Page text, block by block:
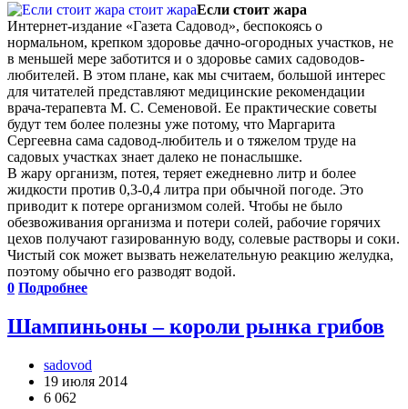
Если стоит жара
Интернет-издание «Газета Садовод», беспокоясь о
нормальном, крепком здоровье дачно-огородных участков, не
в меньшей мере заботится и о здоровье самих садоводов-
любителей. В этом плане, как мы считаем, большой интерес
для читателей представляют медицинские рекомендации
врача-терапевта М. С. Семеновой. Ее практические советы
будут тем более полезны уже потому, что Маргарита
Сергеевна сама садовод-любитель и о тяжелом труде на
садовых участках знает далеко не понаслышке.
В жару организм, потея, теряет ежедневно литр и более
жидкости против 0,3-0,4 литра при обычной погоде. Это
приводит к потере организмом солей. Чтобы не было
обезвоживания организма и потери солей, рабочие горячих
цехов получают газированную воду, солевые растворы и соки.
Чистый сок может вызвать нежелательную реакцию желудка,
поэтому обычно его разводят водой.
0 Подробнее
Шампиньоны – короли рынка грибов
sadovod
19 июля 2014
6 062